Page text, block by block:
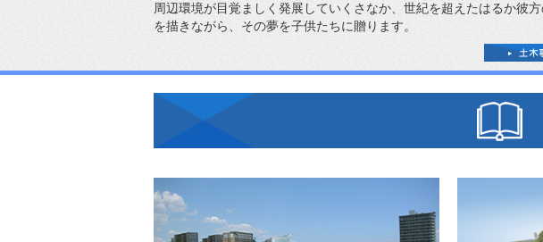
周辺環境が目覚ましく発展していくさなか、世紀を超えたはるか彼
を描きながら、その夢を子供たちに贈ります。
Project01
国文都市地区41号緑地外整備工事 大阪国際空